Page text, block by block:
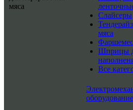
Слайсеры
мяса
Шприцы
Все
оборудование